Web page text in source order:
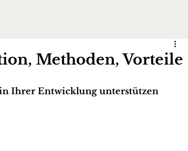
Methoden, Vorteile
Ihrer Entwicklung unterstützen